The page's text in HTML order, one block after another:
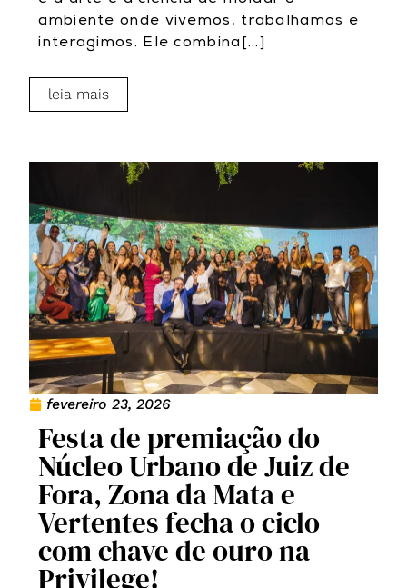
ambiente onde vivemos, trabalhamos e
interagimos. Ele combina[...]
leia mais
fevereiro 23, 2026
Festa de premiação do
Núcleo Urbano de Juiz de
Fora, Zona da Mata e
Vertentes fecha o ciclo
com chave de ouro na
Privilege!